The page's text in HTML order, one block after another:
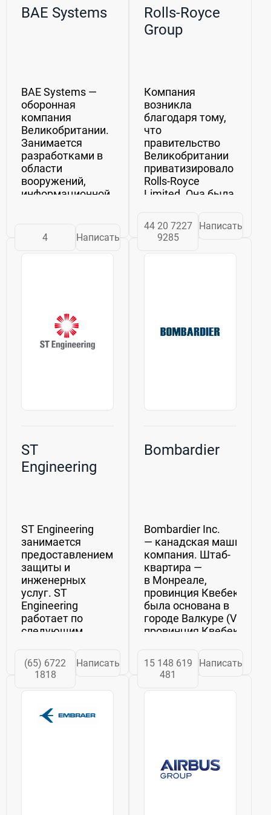
BAE Systems
BAE Systems —
оборонная
компания
Великобритании.
Занимается
разработками в
области
вооружений,
информационной
сфере. Штаб-
квартира
расположена
4 Написать
Rolls-Royce
Group
Компания
возникла
благодаря тому,
что
правительство
Великобритании
приватизировало
Rolls-Royce
Limited. Она была
партией М.
Тэтчер в конце
80-х годов. Но
кроме названия
44 20 7227
9285
Написать
ST
Engineering
ST Engineering
занимается
предоставлением
защиты и
инженерных
услуг. ST
Engineering
работает по
следующим
авиация и
космонавтика,
Электроника,
наземных систем,
и морской.
Аэрокосмический
(65) 6722
1818
Написать
Bombardier
Bombardier Inc.
— канадская
компания. Штаб-
квартира —
в Монреале,
провинция Квебек.
была основана в
городе Валкуре
провинция Квебек)
15 148 619
481
Написать